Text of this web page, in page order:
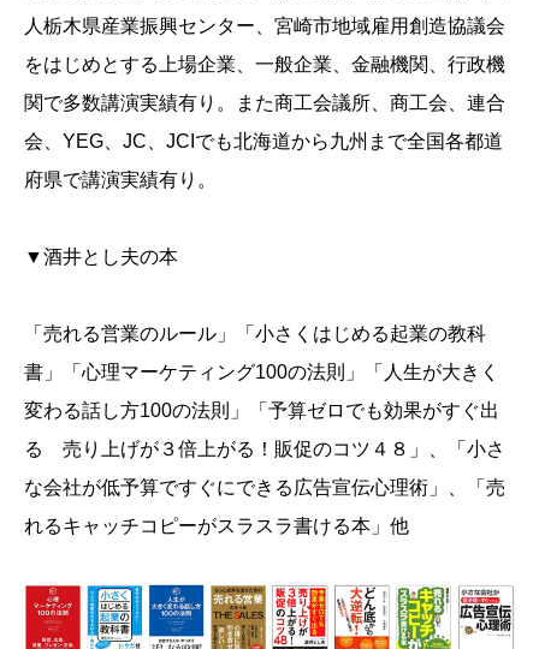
人栃木県産業振興センター、宮崎市地域雇用創造協議会
をはじめとする上場企業、一般企業、金融機関、行政機
関で多数講演実績有り。また商工会議所、商工会、連合
会、YEG、JC、JCIでも北海道から九州まで全国各都道
府県で講演実績有り。
▼酒井とし夫の本
「売れる営業のルール」「小さくはじめる起業の教科
書」「心理マーケティング100の法則」「人生が大きく
変わる話し方100の法則」「予算ゼロでも効果がすぐ出
る 売り上げが３倍上がる！販促のコツ４８」、「小さ
な会社が低予算ですぐにできる広告宣伝心理術」、「売
れるキャッチコピーがスラスラ書ける本」他